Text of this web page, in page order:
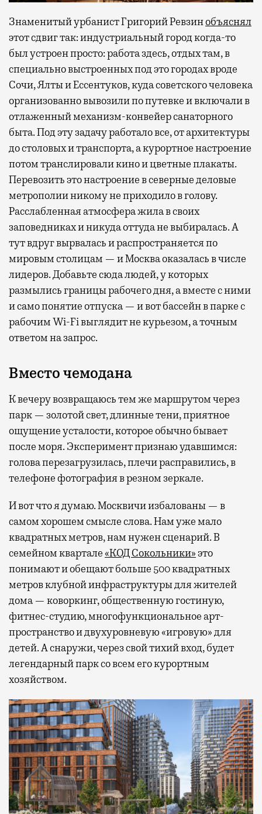
Знаменитый урбанист Григорий Ревзинобъяснял
этот сдвиг так: индустриальный город когда-то
был устроен просто: работа здесь, отдых там, в
специально выстроенных под это городах вроде
Сочи, Ялты и Ессентуков, куда советского человека
организованно вывозили по путевке и включали в
отлаженный механизм-конвейер санаторного
быта. Под эту задачу работало все, от архитектуры
до столовых и транспорта, а курортное настроение
потом транслировали кино и цветные плакаты.
Перевозить это настроение в северные деловые
метрополии никому не приходило в голову.
Расслабленная атмосфера жила в своих
заповедниках и никуда оттуда не выбиралась. А
тут вдруг вырвалась и распространяется по
мировым столицам — и Москва оказалась в числе
лидеров. Добавьте сюда людей, у которых
размылись границы рабочего дня, а вместе с ними
и само понятие отпуска — и вот бассейн в парке с
рабочим Wi-Fi выглядит не курьезом, а точным
ответом на запрос.
Вместо чемодана
К вечеру возвращаюсь тем же маршрутом через
парк — золотой свет, длинные тени, приятное
ощущение усталости, которое обычно бывает
после моря. Эксперимент признаю удавшимся:
голова перезагрузилась, плечи расправились, в
телефоне фотография в резном зеркале.
И вот что я думаю. Москвичи избалованы — в
самом хорошем смысле слова. Нам уже мало
квадратных метров, нам нужен сценарий. В
семейном квартале«КОД Сокольники»это
понимают и обещают больше 500 квадратных
метров клубной инфраструктуры для жителей
дома — коворкинг, общественную гостиную,
фитнес-студию, многофункциональное арт-
пространство и двухуровневую «игровую» для
детей. А снаружи, через свой тихий вход, будет
легендарный парк со всем его курортным
хозяйством.